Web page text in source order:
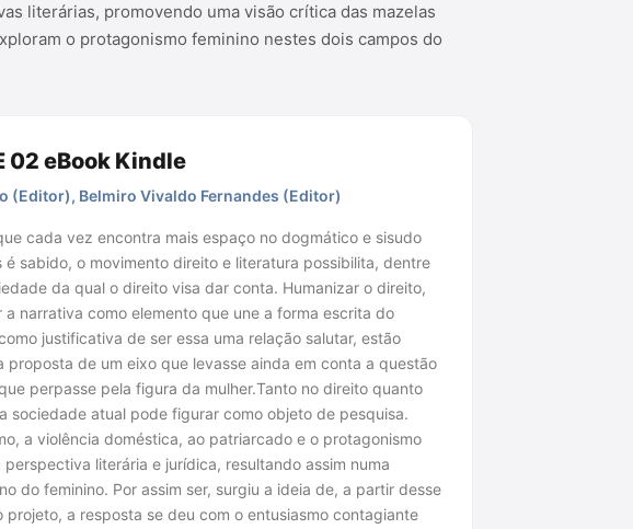
literárias, promovendo uma visão crítica das mazelas
o protagonismo feminino nestes dois campos do
02 eBook Kindle
(Editor), Belmiro Vivaldo Fernandes (Editor)
cada vez encontra mais espaço no dogmático e sisudo
sabido, o movimento direito e literatura possibilita, dentre
da qual o direito visa dar conta. Humanizar o direito,
narrativa como elemento que une a forma escrita do
justificativa de ser essa uma relação salutar, estão
de um eixo que levasse ainda em conta a questão
perpasse pela figura da mulher.Tanto no direito quanto
sociedade atual pode figurar como objeto de pesquisa.
a violência doméstica, ao patriarcado e o protagonismo
literária e jurídica, resultando assim numa
do feminino. Por assim ser, surgiu a ideia de, a partir desse
a resposta se deu com o entusiasmo contagiante